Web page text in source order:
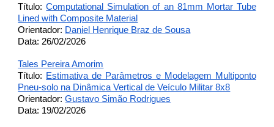
Título: Computational Simulation of an 81mm Mortar Tube
Lined with Composite Material
Orientador: Daniel Henrique Braz de Sousa
Data: 26/02/2026
Tales Pereira Amorim
Título: Estimativa de Parâmetros e Modelagem Multiponto
Pneu-solo na Dinâmica Vertical de Veículo Militar 8x8
Orientador: Gustavo Simão Rodrigues
Data: 19/02/2026